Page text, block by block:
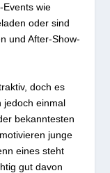
Events wie
oder sind
und After-Show-
doch es
jedoch einmal
bekanntesten
junge
eines steht
gut davon